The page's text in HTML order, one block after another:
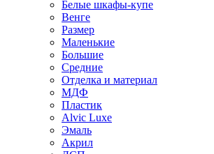
Белые шкафы-купе
Венге
Размер
Маленькие
Большие
Средние
Отделка и материал
МДФ
Пластик
Alvic Luxe
Эмаль
Акрил